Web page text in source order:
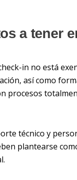
a tener
in no está
así como
procesos
técnico y
plantearse